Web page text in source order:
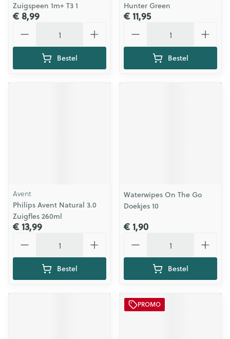
Zuigspeen 1m+ T3 1
€ 8,99
Bestel
Hunter Green
€ 11,95
Bestel
Avent
Philips Avent Natural 3.0
Zuigfles 260ml
€ 13,99
Bestel
Waterwipes On The Go
Doekjes 10
€ 1,90
Bestel
PROMO